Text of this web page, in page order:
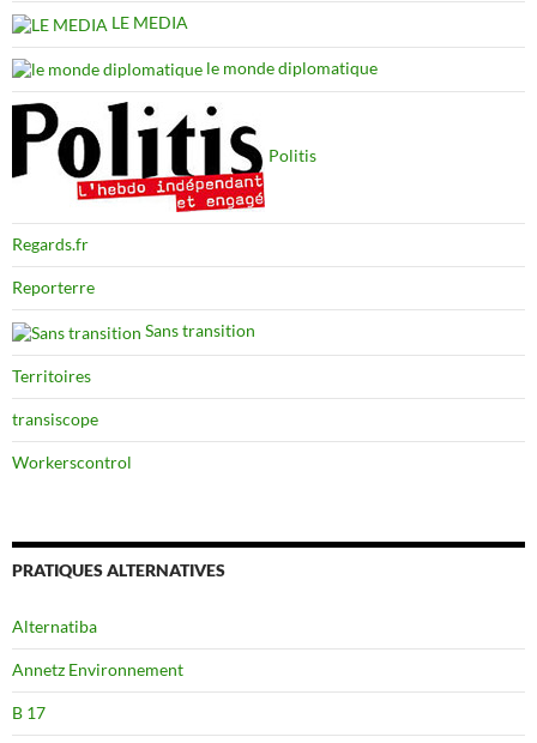
LE MEDIA
le monde diplomatique
Politis
Regards.fr
Reporterre
Sans transition
Territoires
transiscope
Workerscontrol
PRATIQUES ALTERNATIVES
Alternatiba
Annetz Environnement
B 17